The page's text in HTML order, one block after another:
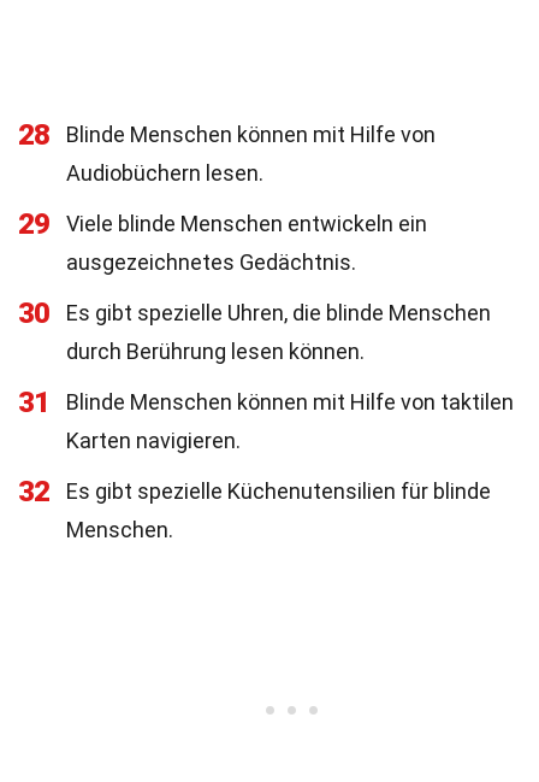
28
Blinde Menschen können mit Hilfe von
Audiobüchern lesen.
29
Viele blinde Menschen entwickeln ein
ausgezeichnetes Gedächtnis.
30
Es gibt spezielle Uhren, die blinde Menschen
durch Berührung lesen können.
31
Blinde Menschen können mit Hilfe von taktilen
Karten navigieren.
32
Es gibt spezielle Küchenutensilien für blinde
Menschen.